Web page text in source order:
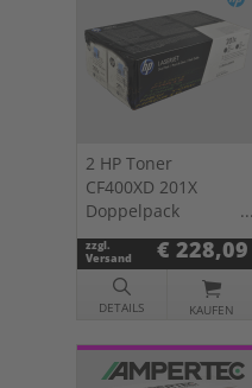
2 HP Toner
CF400XD 201X
Doppelpack
schwarz
zzgl.
Versand
€ 228,09
DETAILS KAUFEN